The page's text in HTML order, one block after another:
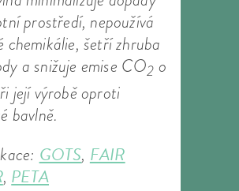
prostředí, nepoužívá
chemikálie, šetří zhruba
a snižuje emise CO2 o
její výrobě oproti
bavlně.
GOTS, FAIR
, PETA